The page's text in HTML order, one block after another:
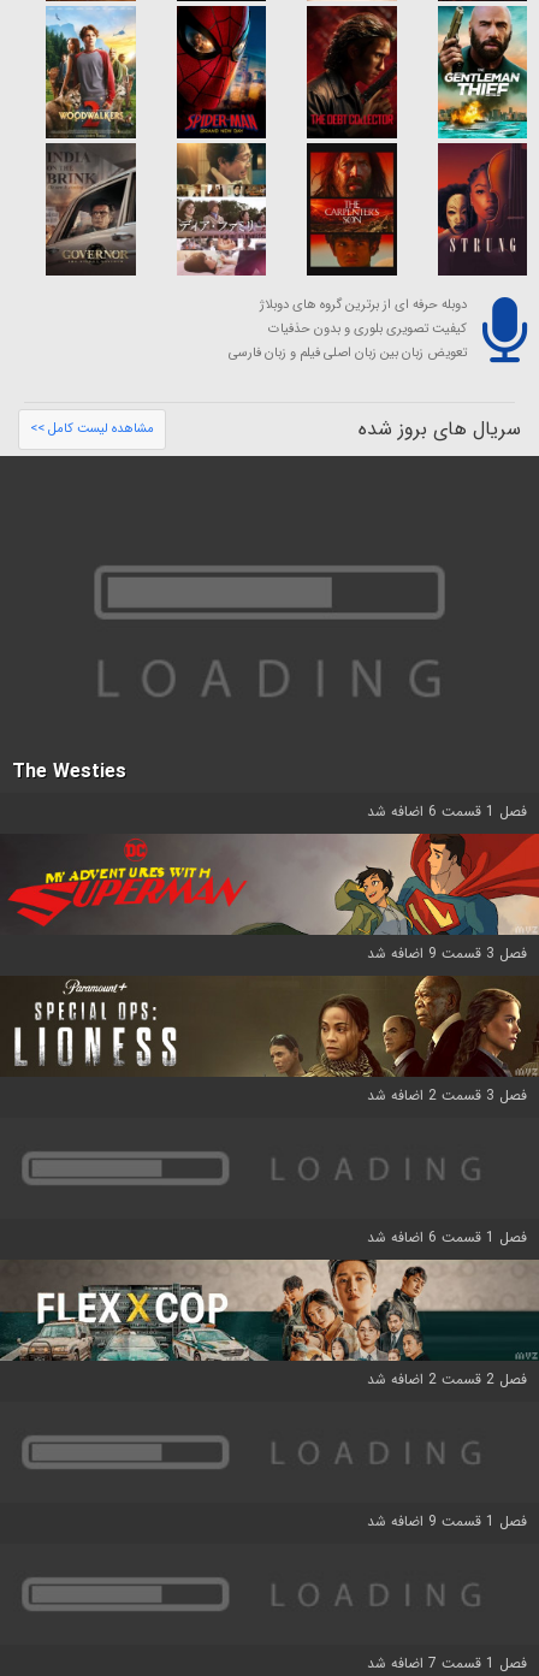
دوبله حرفه ای از برترین گروه های دوبلاژ
کیفیت تصویری بلوری و بدون حذفیات
تعویض زبان بین زبان اصلی فیلم و زبان فارسی
سریال های بروز شده مشاهده لیست کامل >>
The Westies
فصل 1 قسمت 6 اضافه شد
فصل 3 قسمت 9 اضافه شد
فصل 3 قسمت 2 اضافه شد
فصل 1 قسمت 6 اضافه شد
فصل 2 قسمت 2 اضافه شد
فصل 1 قسمت 9 اضافه شد
فصل 1 قسمت 7 اضافه شد